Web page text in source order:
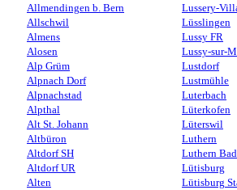
Allmendingen b. Bern
Allschwil
Almens
Alosen
Alp Grüm
Alpnach Dorf
Alpnachstad
Alpthal
Alt St. Johann
Altbüron
Altdorf SH
Altdorf UR
Alten
Lussery-
Lüsslingen
Lussy FR
Lussy-sur-
Lustdorf
Lustmühle
Luterbach
Lüterkofen
Lüterswil
Luthern
Luthern Bad
Lütisburg
Lütisburg